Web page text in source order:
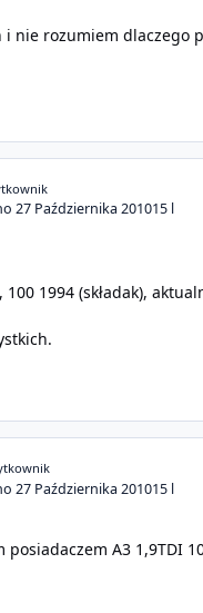
i nie rozumiem dlaczego
27 Października 201015 l
100 1994 (składak),
27 Października 201015 l
posiadaczem A3 1,9TDI